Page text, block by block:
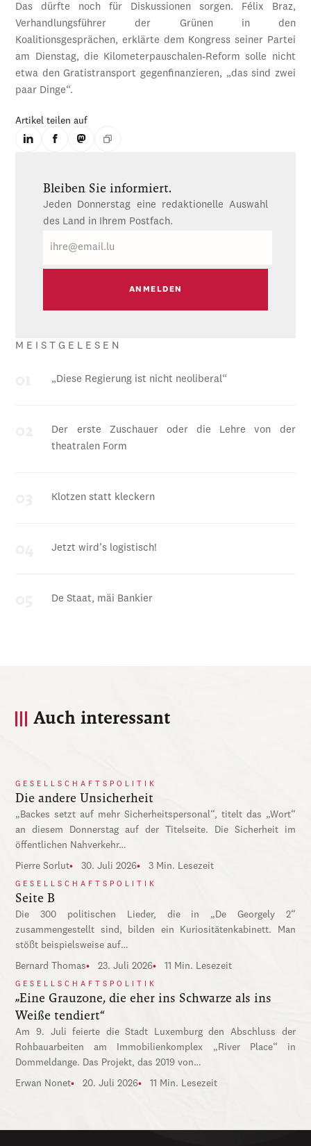
Das dürfte noch für Diskussionen sorgen. Félix Braz,
Verhandlungsführer der Grünen in den
Koalitionsgesprächen, erklärte dem Kongress seiner Partei
am Dienstag, die Kilometerpauschalen-Reform solle nicht
etwa den Gratistransport gegenfinanzieren, „das sind zwei
paar Dinge“.
Artikel teilen auf
Bleiben Sie informiert.
Jeden Donnerstag eine redaktionelle Auswahl
des Land in Ihrem Postfach.
Mail
MEISTGELESEN
„Diese Regierung ist nicht neoliberal“
Der erste Zuschauer oder die Lehre von der
theatralen Form
Klotzen statt kleckern
Jetzt wird’s logistisch!
De Staat, mäi Bankier
Auch interessant
GESELLSCHAFTSPOLITIK
Die andere Unsicherheit
„Backes setzt auf mehr Sicherheitspersonal“, titelt das „Wort“
an diesem Donnerstag auf der Titelseite. Die Sicherheit im
öffentlichen Nahverkehr…
Pierre Sorlut 30. Juli 2026 3 Min. Lesezeit
GESELLSCHAFTSPOLITIK
Seite B
Die 300 politischen Lieder, die in „De Georgely 2“
zusammengestellt sind, bilden ein Kuriositätenkabinett. Man
stößt beispielsweise auf…
Bernard Thomas 23. Juli 2026 11 Min. Lesezeit
GESELLSCHAFTSPOLITIK
„Eine Grauzone, die eher ins Schwarze als ins
Weiße tendiert“
Am 9. Juli feierte die Stadt Luxemburg den Abschluss der
Rohbauarbeiten am Immobilienkomplex „River Place“ in
Dommeldange. Das Projekt, das 2019 von…
Erwan Nonet 20. Juli 2026 11 Min. Lesezeit